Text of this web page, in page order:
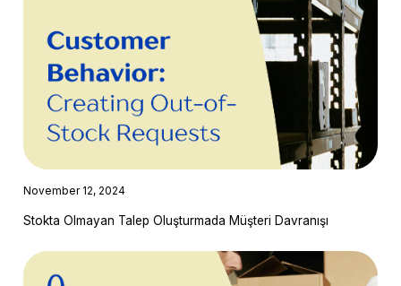
November 12, 2024
Stokta Olmayan Talep Oluşturmada Müşteri Davranışı